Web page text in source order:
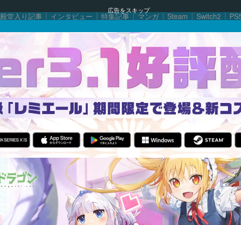
広告をスキップ
殿堂入り記事 インタビュー 特集記事 マンガ Steam Switch2